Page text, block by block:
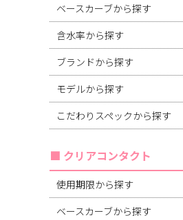
ベースカーブから探す
含水率から探す
ブランドから探す
モデルから探す
こだわりスペックから探す
クリアコンタクト
使用期限から探す
ベースカーブから探す